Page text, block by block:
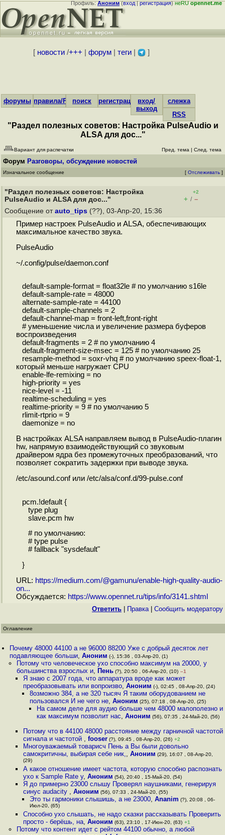
Профиль:Аноним(вход|регистрация)неRUopennet.me
[ новости/+++ форум| теги| ]
форумы правила/FAQпоиск регистрациявход/
выход
слежка
RSS
"Раздел полезных советов: Настройка PulseAudio и
ALSA для дос..."
Вариант для распечатки Пред. тема | След. тема
Форум Разговоры, обсуждение новостей
Изначальное сообщение [ Отслеживать ]
"Раздел полезных советов: Настройка
PulseAudio и ALSA для дос..."
+2
+ / –
Сообщение от auto_tips (??), 03-Апр-20, 15:36
Пример настроек PulseAudio и ALSA, обеспечивающих
максимальное качество звука.
PulseAudio
~/.config/pulse/daemon.conf
default-sample-format = float32le # по умолчанию s16le
default-sample-rate = 48000
alternate-sample-rate = 44100
default-sample-channels = 2
default-channel-map = front-left,front-right
# уменьшение числа и увеличение размера буферов
воспроизведения
default-fragments = 2 # по умолчанию 4
default-fragment-size-msec = 125 # по умолчанию 25
resample-method = soxr-vhq # по умолчанию speex-float-1,
который меньше нагружает CPU
enable-lfe-remixing = no
high-priority = yes
nice-level = -11
realtime-scheduling = yes
realtime-priority = 9 # по умолчанию 5
rlimit-rtprio = 9
daemonize = no
В настройках ALSA направляем вывод в PulseAudio-плагин
hw, напрямую взаимодействующий со звуковым
драйвером ядра без промежуточных преобразований, что
позволяет сократить задержки при выводе звука.
/etc/asound.conf или /etc/alsa/conf.d/99-pulse.conf
pcm.!default {
type plug
slave.pcm hw
# по умолчанию:
# type pulse
# fallback "sysdefault"
}
URL: https://medium.com/@gamunu/enable-high-quality-audio-
on...
Обсуждается: https://www.opennet.ru/tips/info/3141.shtml
Ответить Правка| Cообщить модератору
Оглавление
Почему 48000 44100 а не 96000 88200 Уже с добрый десяток лет
подавляющее больши,Аноним (-), 15:36 , 03-Апр-20, (1)
Потому что человеческое ухо способно максимум на 20000, у
большинства взрослых и, Пень(?), 20:50 , 06-Апр-20, (10) –1
Я знаю с 2007 года, что аппаратура вроде как может
преобразовывать или вопроизво, Аноним (-), 02:45 , 08-Апр-20, (24)
8озможно 384, а не 320 тысяч Я таким оборудованием не
пользовался И не чего не,Аноним (25), 07:18 , 08-Апр-20, (25)
На самом деле для аудио больше чем 48000 малополезно и
как максимум позволит нас, Аноним (56), 07:35 , 24-Май-20, (56)
Потому что в 44100 48000 расстояние между гарничной частотой
сигнала и частотой , fooser(?), 09:45 , 08-Апр-20, (26) +2
Многоуважаемый товарисч Пень а Вы были довольно
самокритичны, выбирая себе ник,, Аноним (29), 16:07 , 08-Апр-20,
(29)
А какое отношение имеет частота, которую способно распознать
ухо к Sample Rate у, Аноним (54), 20:40 , 15-Май-20, (54)
Я до примерно 23000 слышу Проверял наушниками, генерируя
синус audacity , Аноним (56), 07:33 , 24-Май-20, (55)
Это ты гармоники слышишь, а не 23000,Ananim (?), 20:08 , 06-
Июл-20, (65)
Способно ухо слышать, не надо сказки рассказывать Проверить
просто - берёшь, на, Аноним (63), 23:10 , 17-Июн-20, (63) +1
Потому что контент идет с рейтом 44100 обычно, а любой